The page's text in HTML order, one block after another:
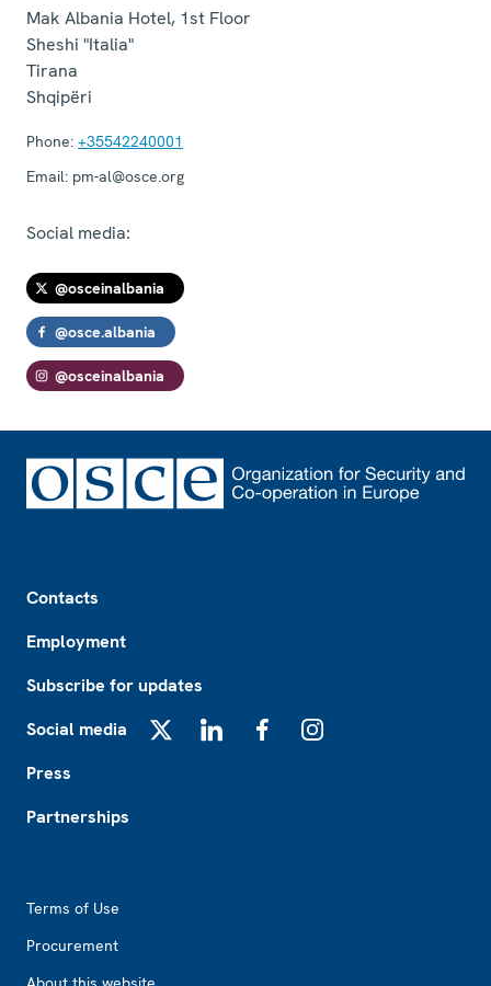
Mak Albania Hotel, 1st Floor
Sheshi "Italia"
Tirana
Shqipëri
Phone: +35542240001
Email: pm-al@osce.org
Social media:
@osceinalbania
@osce.albania
@osceinalbania
Contacts
Employment
Subscribe for updates
Social media
Press
Partnerships
Terms of Use
Procurement